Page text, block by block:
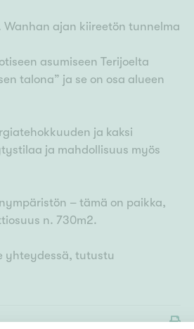
ajan kiireetön tunnelma
asumiseen Terijoelta
talona” ja se on osa alueen
ja kaksi
ja mahdollisuus myös
– tämä on paikka,
n. 730m2.
yhteydessä, tutustu